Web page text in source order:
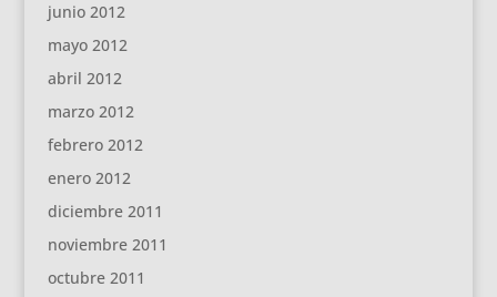
junio 2012
mayo 2012
abril 2012
marzo 2012
febrero 2012
enero 2012
diciembre 2011
noviembre 2011
octubre 2011